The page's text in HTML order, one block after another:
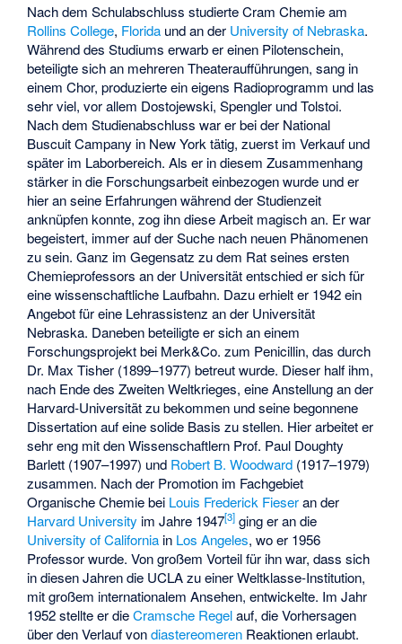
Nach dem Schulabschluss studierte Cram Chemie am
Rollins College, Florida und an der University of Nebraska.
Während des Studiums erwarb er einen Pilotenschein,
beteiligte sich an mehreren Theateraufführungen, sang in
einem Chor, produzierte ein eigens Radioprogramm und las
sehr viel, vor allem Dostojewski, Spengler und Tolstoi.
Nach dem Studienabschluss war er bei der National
Buscuit Campany in New York tätig, zuerst im Verkauf und
später im Laborbereich. Als er in diesem Zusammenhang
stärker in die Forschungsarbeit einbezogen wurde und er
hier an seine Erfahrungen während der Studienzeit
anknüpfen konnte, zog ihn diese Arbeit magisch an. Er war
begeistert, immer auf der Suche nach neuen Phänomenen
zu sein. Ganz im Gegensatz zu dem Rat seines ersten
Chemieprofessors an der Universität entschied er sich für
eine wissenschaftliche Laufbahn. Dazu erhielt er 1942 ein
Angebot für eine Lehrassistenz an der Universität
Nebraska. Daneben beteiligte er sich an einem
Forschungsprojekt bei Merk&Co. zum Penicillin, das durch
Dr. Max Tisher (1899–1977) betreut wurde. Dieser half ihm,
nach Ende des Zweiten Weltkrieges, eine Anstellung an der
Harvard-Universität zu bekommen und seine begonnene
Dissertation auf eine solide Basis zu stellen. Hier arbeitet er
sehr eng mit den Wissenschaftlern Prof. Paul Doughty
Barlett (1907–1997) und Robert B. Woodward (1917–1979)
zusammen. Nach der Promotion im Fachgebiet
Organische Chemie bei Louis Frederick Fieseran der
Harvard University im Jahre 1947[3] ging er an die
University of California in Los Angeles, wo er 1956
Professor wurde. Von großem Vorteil für ihn war, dass sich
in diesen Jahren die UCLA zu einer Weltklasse-Institution,
mit großem internationalem Ansehen, entwickelte. Im Jahr
1952 stellte er dieCramsche Regelauf, die Vorhersagen
über den Verlauf vondiastereomeren Reaktionen erlaubt.